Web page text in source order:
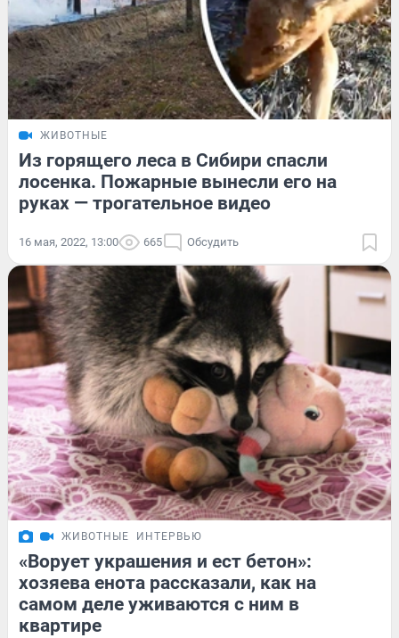
ЖИВОТНЫЕ
Из горящего леса в Сибири спасли
лосенка. Пожарные вынесли его на
руках — трогательное видео
16 мая, 2022, 13:00 665 Обсудить
ЖИВОТНЫЕ ИНТЕРВЬЮ
«Ворует украшения и ест бетон»:
хозяева енота рассказали, как на
самом деле уживаются с ним в
квартире